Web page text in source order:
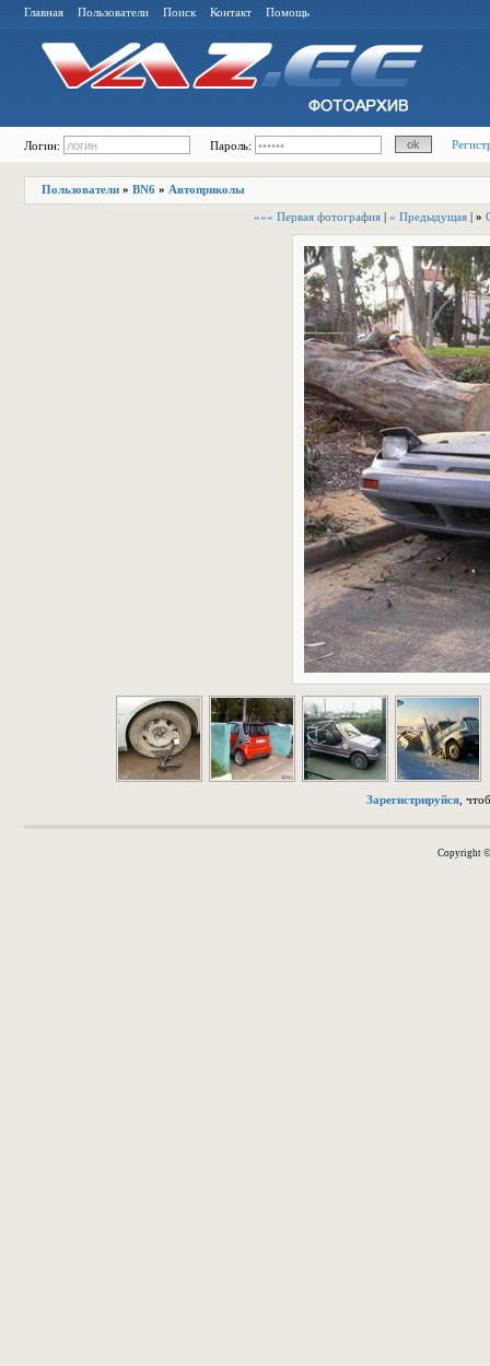
Главная Пользователи Поиск Контакт Помощь
Логин: Пароль:
Пользователи » BN6 » Автоприколы
««« Первая фотография | « Предыдущая | »
Зарегистрируйся,
Copyright